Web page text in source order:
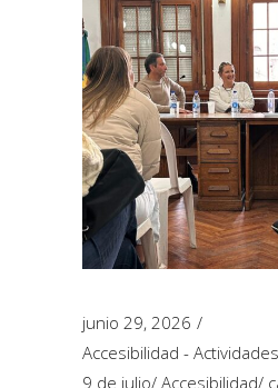
junio 29, 2026
Accesibilidad - Actividades
9 de julio/ Accesibilidad/